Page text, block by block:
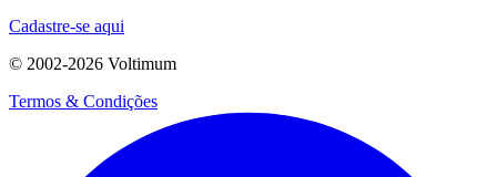
Cadastre-se aqui
© 2002-2026 Voltimum
Termos & Condições